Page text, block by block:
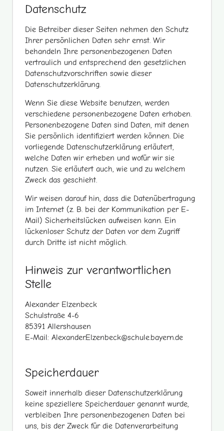
Datenschutz
Die Betreiber dieser Seiten nehmen den Schutz
Ihrer persönlichen Daten sehr ernst. Wir
behandeln Ihre personenbezogenen Daten
vertraulich und entsprechend den gesetzlichen
Datenschutzvorschriften sowie dieser
Datenschutzerklärung.
Wenn Sie diese Website benutzen, werden
verschiedene personenbezogene Daten erhoben.
Personenbezogene Daten sind Daten, mit denen
Sie persönlich identifiziert werden können. Die
vorliegende Datenschutzerklärung erläutert,
welche Daten wir erheben und wofür wir sie
nutzen. Sie erläutert auch, wie und zu welchem
Zweck das geschieht.
Wir weisen darauf hin, dass die Datenübertragung
im Internet (z. B. bei der Kommunikation per E-
Mail) Sicherheitslücken aufweisen kann. Ein
lückenloser Schutz der Daten vor dem Zugriff
durch Dritte ist nicht möglich.
Hinweis zur verantwortlichen
Stelle
Alexander Elzenbeck
Schulstraße 4-6
85391 Allershausen
E-Mail: Alexander.Elzenbeck@schule.bayern.de
Speicherdauer
Soweit innerhalb dieser Datenschutzerklärung
keine speziellere Speicherdauer genannt wurde,
verbleiben Ihre personenbezogenen Daten bei
uns, bis der Zweck für die Datenverarbeitung